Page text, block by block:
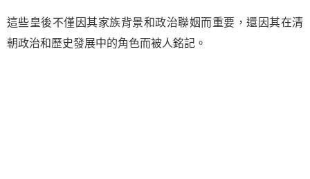
這些皇後不僅因其家族背景和政治聯姻而重要，還因其在清
朝政治和歷史發展中的角色而被人銘記。